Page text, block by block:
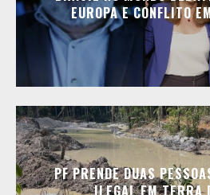
EUROPA E CONFLITO
PF PRENDE DUAS
ILEGAL EM TERRA